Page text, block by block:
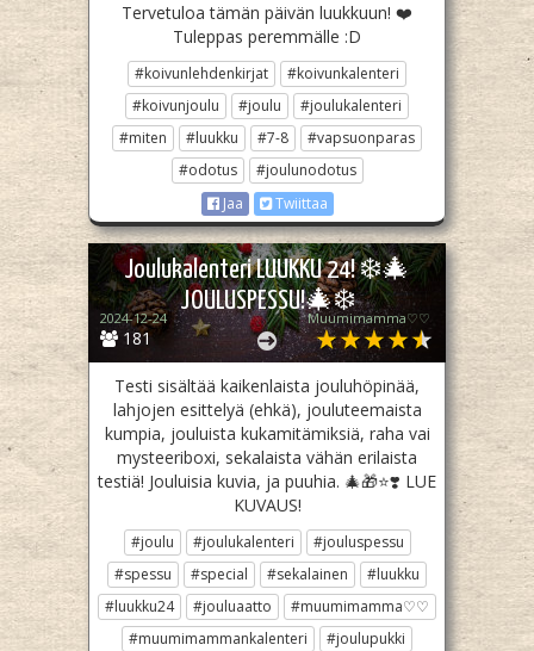
Tervetuloa tämän päivän luukkuun! ❤️
Tuleppas peremmälle :D
#koivunlehdenkirjat
#koivunkalenteri
#koivunjoulu
#joulu
#joulukalenteri
#miten
#luukku #7-8
#vapsuonparas
#odotus
#joulunodotus
Jaa
Twiittaa
Joulukalenteri LUUKKU 24! ❄️🎄
JOULUSPESSU!🎄❄️
181
2024-12-24 Muumimamma♡♡
Testi sisältää kaikenlaista jouluhöpinää,
lahjojen esittelyä (ehkä), jouluteemaista
kumpia, jouluista kukamitämiksiä, raha vai
mysteeriboxi, sekalaista vähän erilaista
testiä! Jouluisia kuvia, ja puuhia. 🎄🎁⭐️❣️ LUE
KUVAUS!
#joulu #joulukalenteri
#jouluspessu
#spessu
#special #sekalainen
#luukku
#luukku24
#jouluaatto
#muumimamma♡♡
#muumimammankalenteri
#joulupukki